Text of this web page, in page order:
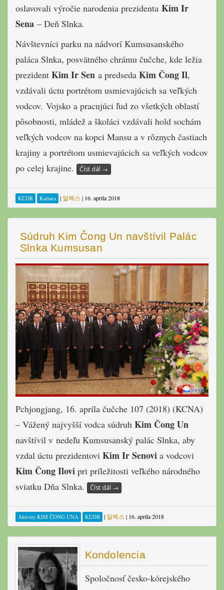
oslavovali výročie narodenia prezidenta Kim Ir
Sena – Deň Slnka.
Návštevníci parku na nádvorí Kumsusanského
paláca Slnka, posvätného chrámu čučche, kde ležia
prezident Kim Ir Sen a predseda Kim Čong Il,
vzdávali úctu portrétom usmievajúcich sa veľkých
vodcov. Vojsko a pracujúci ľud zo všetkých oblastí
pôsobnosti, mládež a školáci vzdávali hold sochám
veľkých vodcov na kopci Mansu a v rôznych častiach
krajiny a portrétom usmievajúcich sa veľkých vodcov
po celej krajine.
Číst dál →
KĽDR Kultura | 알렉스 | 16. apríla 2018
Súdruh Kim Čong Un navštívil Palác
Slnka Kumsusan
Pchjongjang, 16. apríla čučche 107 (2018) (KCNA)
– Vážený najvyšší vodca súdruh Kim Čong Un
navštívil v nedeľu Kumsusanský palác Slnka, aby
vzdal úctu prezidentovi Kim Ir Senovi a vodcovi
Kim Čong Ilovi pri príležitosti veľkého národného
sviatku Dňa Slnka.
Číst dál →
Aktivity KIM ČONG UNA KĽDR | 알렉스 | 16. apríla 2018
Kondolencia
Spoločnosť česko-kórejského